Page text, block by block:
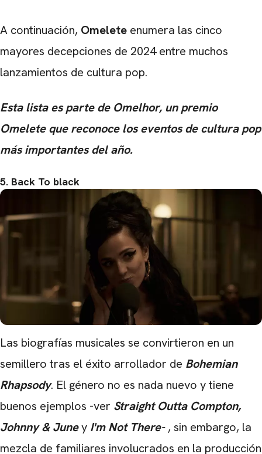
A continuación, Omelete enumera las cinco
mayores decepciones de 2024 entre muchos
lanzamientos de cultura pop.
Esta lista es parte de Omelhor, un premio
Omelete que reconoce los eventos de cultura pop
más importantes del año.
5. Back To black
Las biografías musicales se convirtieron en un
semillero tras el éxito arrollador de Bohemian
Rhapsody. El género no es nada nuevo y tiene
buenos ejemplos -ver Straight Outta Compton,
Johnny & Juney I'm Not There-, sin embargo, la
mezcla de familiares involucrados en la producción